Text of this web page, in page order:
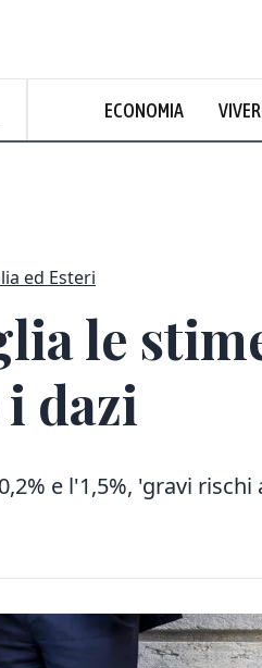
ECONOMIA
ed Esteri
le
dazi
e l'1,5%, 'gravi rischi